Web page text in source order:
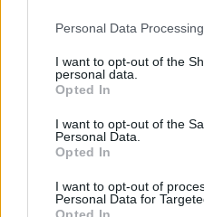
Please note that this website/
not limited to your visit or
grant or deny consent to
use your data for below
consent section.
Personal Data
I want to opt-out of the
personal data.
Opted In
I want to opt-out of the
Personal Data.
Opted In
I want to opt-out of
Personal Data for
Szécsényi gyerekek is
Fesztiválzenekar
2016.04.21
Szécsényi gyerekek is,
3-án a Budapesti
a budapesti Hősök terén.